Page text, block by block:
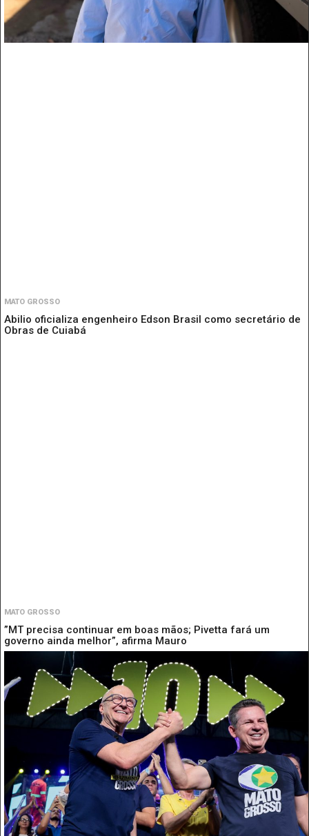
MATO GROSSO
Abilio oficializa engenheiro Edson Brasil como secretário de
Obras de Cuiabá
MATO GROSSO
”MT precisa continuar em boas mãos; Pivetta fará um
governo ainda melhor”, afirma Mauro